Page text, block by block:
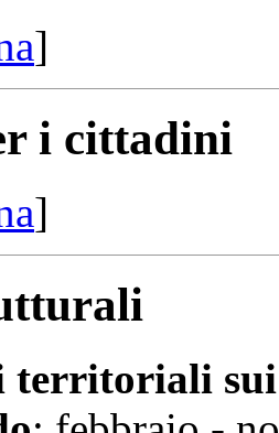
]
i cittadini
]
territoriali